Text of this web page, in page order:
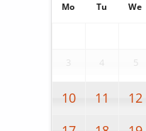
Mo Tu We
3 4 5
10
11 12